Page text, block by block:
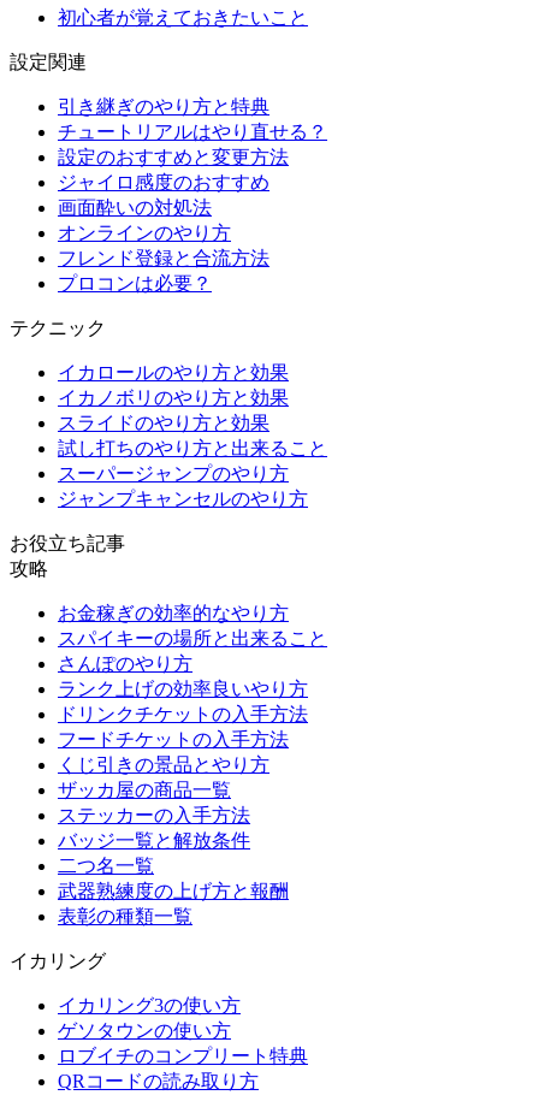
初心者が覚えておきたいこと
設定関連
引き継ぎのやり方と特典
チュートリアルはやり直せる？
設定のおすすめと変更方法
ジャイロ感度のおすすめ
画面酔いの対処法
オンラインのやり方
フレンド登録と合流方法
プロコンは必要？
テクニック
イカロールのやり方と効果
イカノボリのやり方と効果
スライドのやり方と効果
試し打ちのやり方と出来ること
スーパージャンプのやり方
ジャンプキャンセルのやり方
お役立ち記事
攻略
お金稼ぎの効率的なやり方
スパイキーの場所と出来ること
さんぽのやり方
ランク上げの効率良いやり方
ドリンクチケットの入手方法
フードチケットの入手方法
くじ引きの景品とやり方
ザッカ屋の商品一覧
ステッカーの入手方法
バッジ一覧と解放条件
二つ名一覧
武器熟練度の上げ方と報酬
表彰の種類一覧
イカリング
イカリング3の使い方
ゲソタウンの使い方
ロブイチのコンプリート特典
QRコードの読み取り方